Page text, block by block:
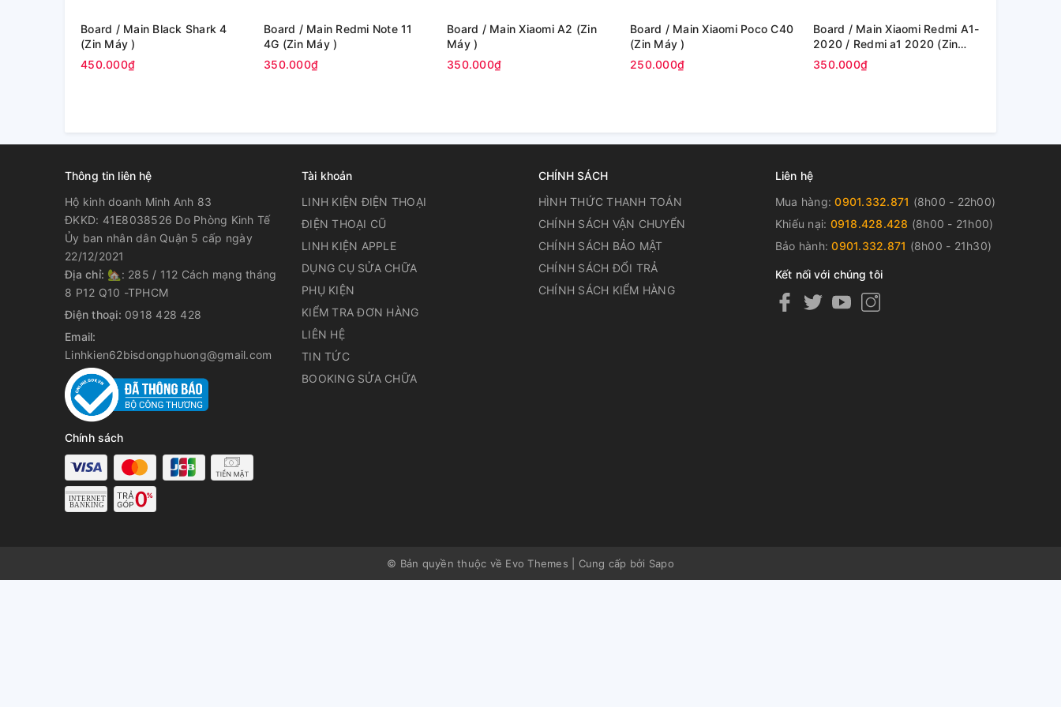
Board / Main Black Shark 4
(Zin Máy )
450.000₫
Board / Main Redmi Note 11
4G (Zin Máy )
350.000₫
Board / Main Xiaomi A2 (Zin
Máy )
350.000₫
Board / Main Xiaomi Poco C40
(Zin Máy )
250.000₫
Board / Main Xiaomi Redmi A1-
2020 / Redmi a1 2020 (Zin
Máy )
350.000₫
Thông tin liên hệ
Hộ kinh doanh Minh Anh 83
ĐKKD: 41E8038526 Do Phòng Kinh Tế
Ủy ban nhân dân Quận 5 cấp ngày
22/12/2021
Địa chỉ: 🏡: 285 / 112 Cách mạng tháng
8 P12 Q10 -TPHCM
Điện thoại: 0918 428 428
Email:
Linhkien62bisdongphuong@gmail.com
Chính sách
Tài khoản
LINH KIỆN ĐIỆN THOẠI
ĐIỆN THOẠI CŨ
LINH KIỆN APPLE
DỤNG CỤ SỬA CHỮA
PHỤ KIỆN
KIỂM TRA ĐƠN HÀNG
LIÊN HỆ
TIN TỨC
BOOKING SỬA CHỮA
CHÍNH SÁCH
HÌNH THỨC THANH TOÁN
CHÍNH SÁCH VẬN CHUYỂN
CHÍNH SÁCH BẢO MẬT
CHÍNH SÁCH ĐỔI TRẢ
CHÍNH SÁCH KIỂM HÀNG
Liên hệ
Mua hàng:0901.332.871 (8h00 - 22h00)
Khiếu nại: 0918.428.428 (8h00 - 21h00)
Bảo hành:0901.332.871 (8h00 - 21h30)
Kết nối với chúng tôi
© Bản quyền thuộc về Evo Themes Cung cấp bởi Sapo